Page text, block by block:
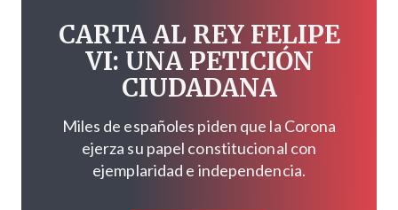
CARTA AL REY FELIPE
VI: UNA PETICIÓN
CIUDADANA
Miles de españoles piden que la Corona
ejerza su papel constitucional con
ejemplaridad e independencia.